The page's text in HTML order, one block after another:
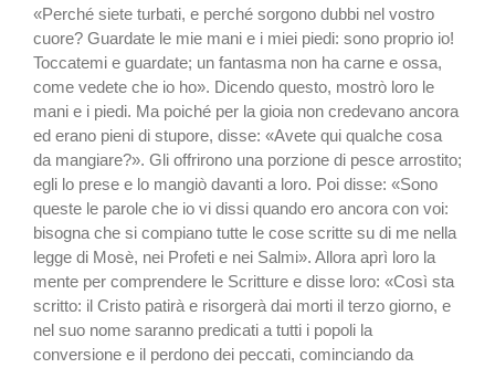
«Perché siete turbati, e perché sorgono dubbi nel vostro
cuore? Guardate le mie mani e i miei piedi: sono proprio io!
Toccatemi e guardate; un fantasma non ha carne e ossa,
come vedete che io ho». Dicendo questo, mostrò loro le
mani e i piedi. Ma poiché per la gioia non credevano ancora
ed erano pieni di stupore, disse: «Avete qui qualche cosa
da mangiare?». Gli offrirono una porzione di pesce arrostito;
egli lo prese e lo mangiò davanti a loro. Poi disse: «Sono
queste le parole che io vi dissi quando ero ancora con voi:
bisogna che si compiano tutte le cose scritte su di me nella
legge di Mosè, nei Profeti e nei Salmi». Allora aprì loro la
mente per comprendere le Scritture e disse loro: «Così sta
scritto: il Cristo patirà e risorgerà dai morti il terzo giorno, e
nel suo nome saranno predicati a tutti i popoli la
conversione e il perdono dei peccati, cominciando da